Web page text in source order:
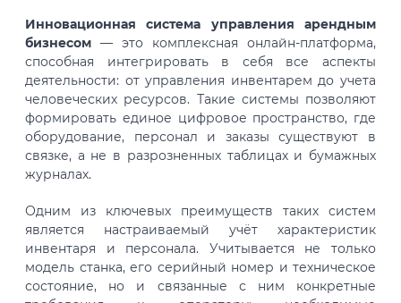
Инновационная система управления арендным
бизнесом — это комплексная онлайн-платформа,
способная интегрировать в себя все аспекты
деятельности: от управления инвентарем до учета
человеческих ресурсов. Такие системы позволяют
формировать единое цифровое пространство, где
оборудование, персонал и заказы существуют в
связке, а не в разрозненных таблицах и бумажных
журналах.
Одним из ключевых преимуществ таких систем
является настраиваемый учёт характеристик
инвентаря и персонала. Учитывается не только
модель станка, его серийный номер и техническое
состояние, но и связанные с ним конкретные